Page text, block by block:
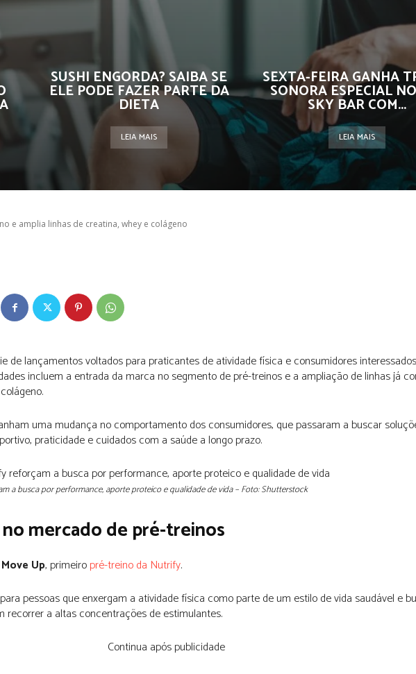
SUSHI ENGORDA? SAIBA SE
ELE PODE FAZER PARTE DA
DIETA
LEIA MAIS
SEXTA-FEIRA GANHA
SONORA ESPECIAL
SKY BAR COM...
LEIA MAIS
e amplia linhas de creatina, whey e colágeno
de lançamentos voltados para praticantes de atividade física e consumidores
incluem a entrada da marca no segmento de pré-treinos e a ampliação de linhas já
uma mudança no comportamento dos consumidores, que passaram a buscar
praticidade e cuidados com a saúde a longo prazo.
a busca por performance, aporte proteico e qualidade de vida – Foto: Shutterstock
mercado de pré-treinos
Move Up, primeiropré-treino da Nutrify.
pessoas que enxergam a atividade física como parte de um estilo de vida saudável e
recorrer a altas concentrações de estimulantes.
Continua após publicidade